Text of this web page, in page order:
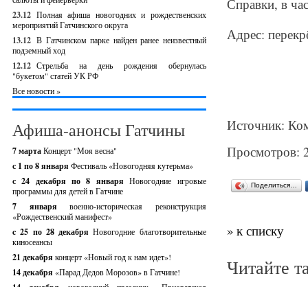
23.12 Полная афиша новогодних и рождественских
мероприятий Гатчинского округа
13.12 В Гатчинском парке найден ранее неизвестный
подземный ход
12.12 Стрельба на день рождения обернулась
"букетом" статей УК РФ
Все новости »
Афиша-анонсы Гатчины
7 мартаКонцерт "Моя весна"
с 1 по 8 января Фестиваль «Новогодняя кутерьма»
с 24 декабря по 8 январяНовогодние игровые
программы для детей в Гатчине
7 январявоенно-историческая реконструкция
«Рождественский манифест»
c 25 по 28 декабряНовогодние благотворительные
киносеансы
21 декабря концерт «Новый год к нам идет»!
14 декабря «Парад Дедов Морозов» в Гатчине!
Справки, в
Адрес:
Источник:
Просмотров:
Поделиться…
» к списку
Читайте